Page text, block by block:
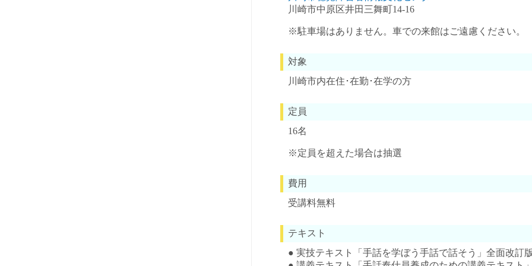
川崎市中原区井田三舞町14‐16
※駐車場はありません。車での来館はご遠慮ください。
対象
川崎市内在住･在勤･在学の方
定員
16名
※定員を超えた場合は抽選
費用
受講料無料
テキスト
● 実技テキスト「手話を学ぼう手話で話そう」全面改訂